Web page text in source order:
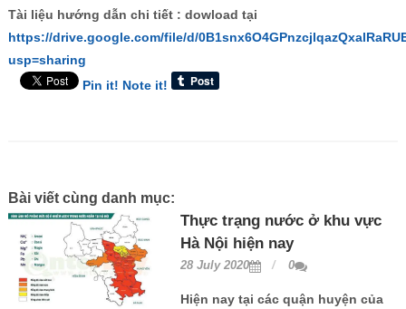
Tài liệu hướng dẫn chi tiết : dowload tại
https://drive.google.com/file/d/
usp=sharing
Pin it! Note it!
Bài viết cùng danh mục:
Thực trạng nước ở khu vực
Hà Nội hiện nay
28 July 2020 0
Hiện nay tại các quận huyện của